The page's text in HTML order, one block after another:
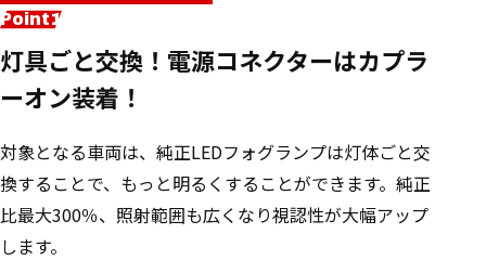
灯具ごと交換！電源コネクターはカプラ
ーオン装着！
対象となる車両は、純正LEDフォグランプは灯体ごと交
換することで、もっと明るくすることができます。純正
比最大300％、照射範囲も広くなり視認性が大幅アップ
します。